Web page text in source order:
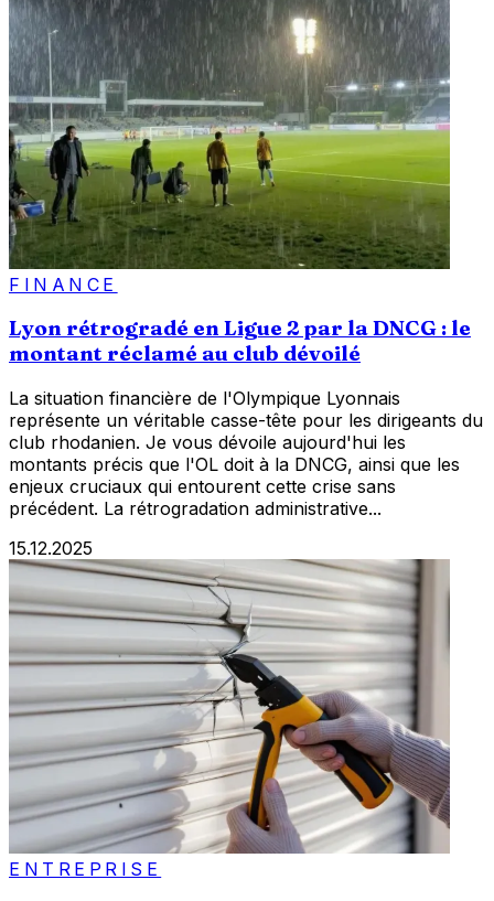
FINANCE
Lyon rétrogradé en Ligue 2 par la DNCG : le
montant réclamé au club dévoilé
La situation financière de l'Olympique Lyonnais
représente un véritable casse-tête pour les dirigeants du
club rhodanien. Je vous dévoile aujourd'hui les
montants précis que l'OL doit à la DNCG, ainsi que les
enjeux cruciaux qui entourent cette crise sans
précédent. La rétrogradation administrative...
15.12.2025
ENTREPRISE